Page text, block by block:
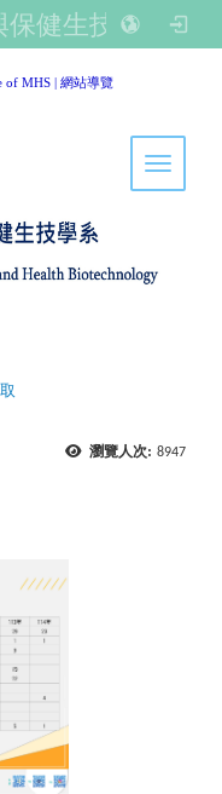
健生技學系
of MHS | 網站導覽
Toggle
瀏覽人次: 8947